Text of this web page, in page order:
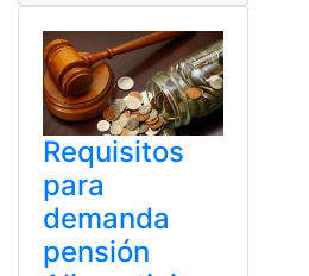
Requisitos
para
demanda
pensión